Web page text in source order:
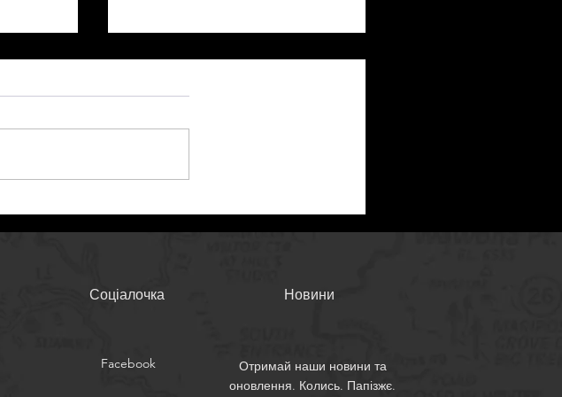
на данный момент
Соціалочка Новини
Facebook
Отримай наши новини та
оновлення. Колись. Папізжє.